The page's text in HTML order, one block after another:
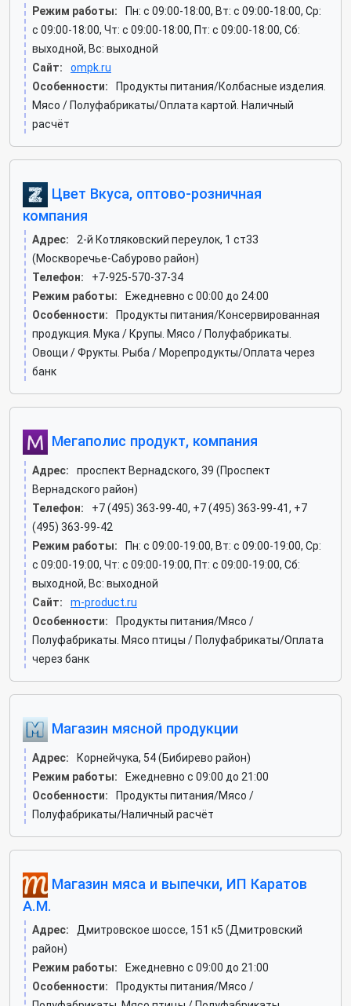
Режим работы:
Пн: c 09:00-18:00, Вт: c 09:00-18:00, Ср:
c 09:00-18:00, Чт: c 09:00-18:00, Пт: c 09:00-18:00, Сб:
выходной, Вс: выходной
Сайт:
ompk.ru
Особенности:
Продукты питания/Колбасные изделия.
Мясо / Полуфабрикаты/Оплата картой. Наличный
расчёт
Цвет Вкуса, оптово-розничная
компания
Адрес:
2-й Котляковский переулок, 1 ст33
(Москворечье-Сабурово район)
Телефон:
+7-925-570-37-34
Режим работы:
Ежедневно с 00:00 до 24:00
Особенности:
Продукты питания/Консервированная
продукция. Мука / Крупы. Мясо / Полуфабрикаты.
Овощи / Фрукты. Рыба / Морепродукты/Оплата через
банк
Мегаполис продукт, компания
Адрес:
проспект Вернадского, 39 (Проспект
Вернадского район)
Телефон:
+7 (495) 363-99-40, +7 (495) 363-99-41, +7
(495) 363-99-42
Режим работы:
Пн: c 09:00-19:00, Вт: c 09:00-19:00, Ср:
c 09:00-19:00, Чт: c 09:00-19:00, Пт: c 09:00-19:00, Сб:
выходной, Вс: выходной
Сайт:
m-product.ru
Особенности:
Продукты питания/Мясо /
Полуфабрикаты. Мясо птицы / Полуфабрикаты/Оплата
через банк
Магазин мясной продукции
Адрес:
Корнейчука, 54 (Бибирево район)
Режим работы:
Ежедневно с 09:00 до 21:00
Особенности:
Продукты питания/Мясо /
Полуфабрикаты/Наличный расчёт
Магазин мяса и выпечки, ИП Каратов
А.М.
Адрес:
Дмитровское шоссе, 151 к5 (Дмитровский
район)
Режим работы:
Ежедневно с 09:00 до 21:00
Особенности:
Продукты питания/Мясо /